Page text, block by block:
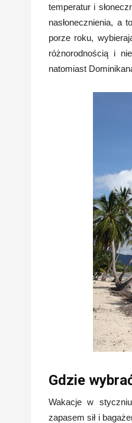
temperatur i
nasłonecznienia, a
porze roku,
różnorodnością i
natomiast
Gdzie
Wakacje w
zapasem sił i